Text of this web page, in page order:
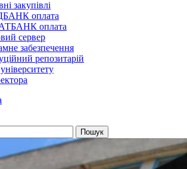
закупівлі
оплата
оплата
сервер
забезпечення
репозитарій
Пошук